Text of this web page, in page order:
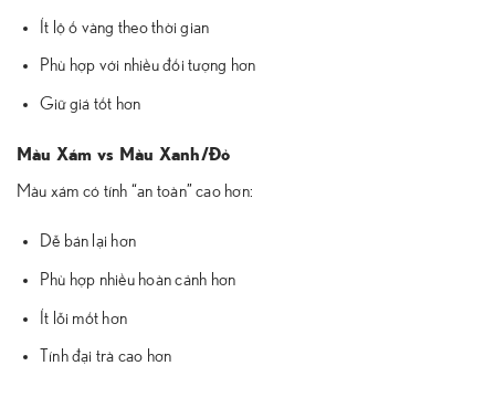
Ít lộ ố vàng theo thời gian
Phù hợp với nhiều đối tượng hơn
Giữ giá tốt hơn
Màu Xám vs Màu Xanh/Đỏ
Màu xám có tính “an toàn” cao hơn:
Dễ bán lại hơn
Phù hợp nhiều hoàn cảnh hơn
Ít lỗi mốt hơn
Tính đại trà cao hơn